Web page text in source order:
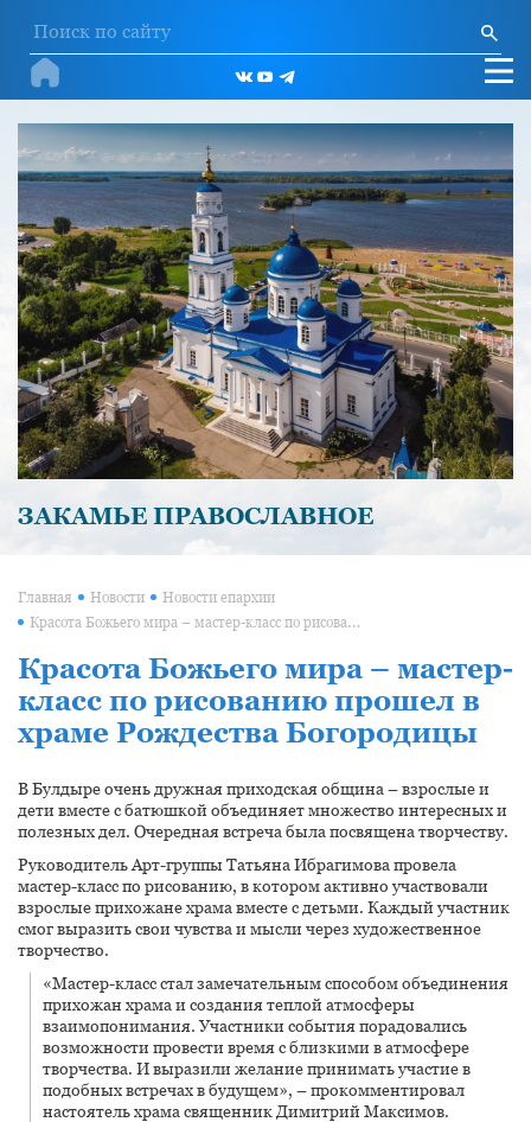
ЗАКАМЬЕ ПРАВОСЛАВНОЕ
Главная Новости Новости епархии
Красота Божьего мира – мастер-класс по рисованию прошел в храме Рождества Богородицы
Красота Божьего мира – мастер-
класс по рисованию прошел в
храме Рождества Богородицы
В Булдыре очень дружная приходская община – взрослые и
дети вместе с батюшкой объединяет множество интересных и
полезных дел. Очередная встреча была посвящена творчеству.
Руководитель Арт-группы Татьяна Ибрагимова провела
мастер-класс по рисованию, в котором активно участвовали
взрослые прихожане храма вместе с детьми. Каждый участник
смог выразить свои чувства и мысли через художественное
творчество.
«Мастер-класс стал замечательным способом объединения
прихожан храма и создания теплой атмосферы
взаимопонимания. Участники события порадовались
возможности провести время с близкими в атмосфере
творчества. И выразили желание принимать участие в
подобных встречах в будущем», – прокомментировал
настоятель храма священник Димитрий Максимов.